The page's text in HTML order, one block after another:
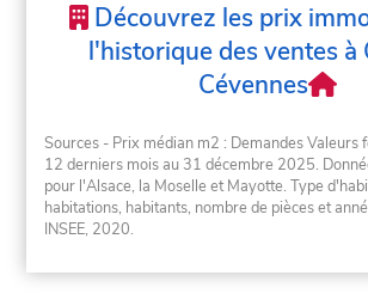
Découvrez les prix
l'historique des ventes à
Cévennes
Sources - Prix médian m2 : Demandes Valeurs
12 derniers mois au 31 décembre 2025.
pour l'Alsace, la Moselle et Mayotte. Type
habitations, habitants, nombre de pièces et
INSEE, 2020.